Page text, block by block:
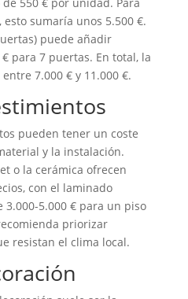
sumaría unos 5.500 €.
puede añadir
para 7 puertas. En total, la
7.000 € y 11.000 €.
pueden tener un coste
y la instalación.
o la cerámica ofrecen
con el laminado
5.000 € para un piso
priorizar
resistan el clima local.